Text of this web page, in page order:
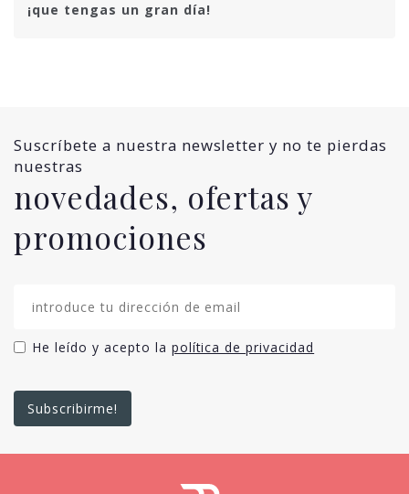
¡que tengas un gran día!
Suscríbete a nuestra newsletter y no te pierdas
nuestras
novedades, ofertas y
promociones
He leído y acepto la política de privacidad